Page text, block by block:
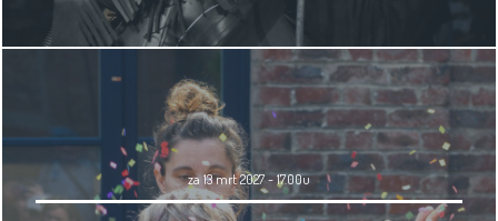
za 13 mrt 2027 - 17.00u